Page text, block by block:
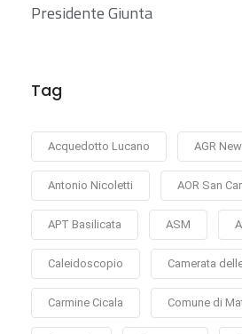
Presidente Giunta
Tag
Acquedotto Lucano AGR
Antonio Nicoletti AOR San
APT Basilicata ASM
Caleidoscopio Camerata
Carmine Cicala Comune di